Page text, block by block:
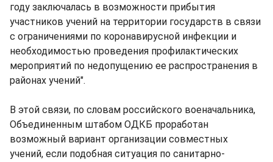
году заключалась в возможности прибытия
участников учений на территории государств в связи
с ограничениями по коронавирусной инфекции и
необходимостью проведения профилактических
мероприятий по недопущению ее распространения в
районах учений".
В этой связи, по словам российского военачальника,
Объединенным штабом ОДКБ проработан
возможный вариант организации совместных
учений, если подобная ситуация по санитарно-